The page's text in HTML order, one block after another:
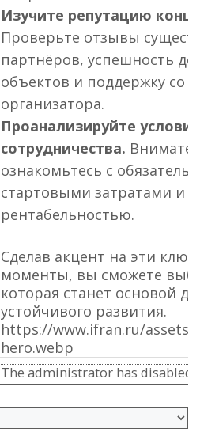
Изучите репутацию
Проверьте отзывы
партнёров, успешность
объектов и поддержку со
организатора.
Проанализируйте условия
сотрудничества.
ознакомьтесь с
стартовыми затратами и
рентабельностью.
Сделав акцент на эти
моменты, вы сможете
которая станет основой
устойчивого развития.
https://www.ifran.ru/assets/
hero.webp
The administrator has disabled